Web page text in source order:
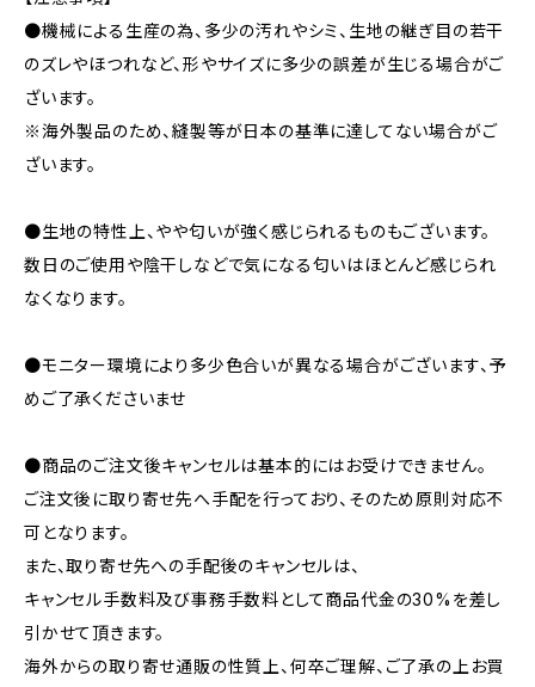
●機械による生産の為、多少の汚れやシミ、生地の継ぎ目の若干
のズレやほつれなど、形やサイズに多少の誤差が生じる場合がご
ざいます。
※海外製品のため、縫製等が日本の基準に達してない場合がご
ざいます。
●生地の特性上、やや匂いが強く感じられるものもございます。
数日のご使用や陰干しなどで気になる匂いはほとんど感じられ
なくなります。
●モニター環境により多少色合いが異なる場合がございます、予
めご了承くださいませ
●商品のご注文後キャンセルは基本的にはお受けできません。
ご注文後に取り寄せ先へ手配を行っており、そのため原則対応不
可となります。
また、取り寄せ先への手配後のキャンセルは、
キャンセル手数料及び事務手数料として商品代金の30%を差し
引かせて頂きます。
海外からの取り寄せ通販の性質上、何卒ご理解、ご了承の上お買